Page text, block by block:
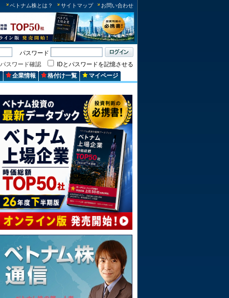
ベトナム株とは？ サイトマップ お問い合わせ
パスワード
パスワード確認
IDとパスワードを記憶させる
企業情報 格付け一覧 マイページ